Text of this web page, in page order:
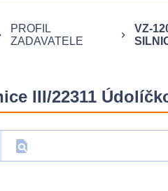
PROFIL
ZADAVATELE
keyboard_arrow_right
VZ-
III/22311
find_in_page